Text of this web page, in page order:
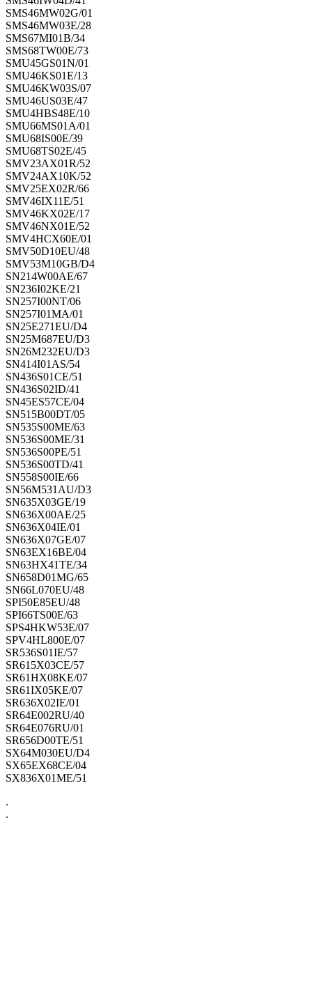
SMS46MW02G/01
SMS46MW03E/28
SMS67MI01B/34
SMS68TW00E/73
SMU45GS01N/01
SMU46KS01E/13
SMU46KW03S/07
SMU46US03E/47
SMU4HBS48E/10
SMU66MS01A/01
SMU68IS00E/39
SMU68TS02E/45
SMV23AX01R/52
SMV24AX10K/52
SMV25EX02R/66
SMV46IX11E/51
SMV46KX02E/17
SMV46NX01E/52
SMV4HCX60E/01
SMV50D10EU/48
SMV53M10GB/D4
SN214W00AE/67
SN236I02KE/21
SN257I00NT/06
SN257I01MA/01
SN25E271EU/D4
SN25M687EU/D3
SN26M232EU/D3
SN414I01AS/54
SN436S01CE/51
SN436S02ID/41
SN45ES57CE/04
SN515B00DT/05
SN535S00ME/63
SN536S00ME/31
SN536S00PE/51
SN536S00TD/41
SN558S00IE/66
SN56M531AU/D3
SN635X03GE/19
SN636X00AE/25
SN636X04IE/01
SN636X07GE/07
SN63EX16BE/04
SN63HX41TE/34
SN658D01MG/65
SN66L070EU/48
SPI50E85EU/48
SPI66TS00E/63
SPS4HKW53E/07
SPV4HL800E/07
SR536S01IE/57
SR615X03CE/57
SR61HX08KE/07
SR61IX05KE/07
SR636X02IE/01
SR64E002RU/40
SR64E076RU/01
SR656D00TE/51
SX64M030EU/D4
SX65EX68CE/04
SX836X01ME/51
.
.